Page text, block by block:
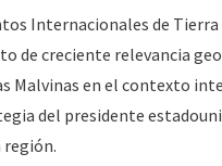
Internacionales de Tierra
de creciente relevancia
Malvinas en el contexto
del presidente
región.